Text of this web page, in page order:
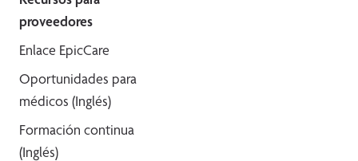
proveedores
Enlace EpicCare
Oportunidades para
médicos (Inglés)
Formación continua
(Inglés)